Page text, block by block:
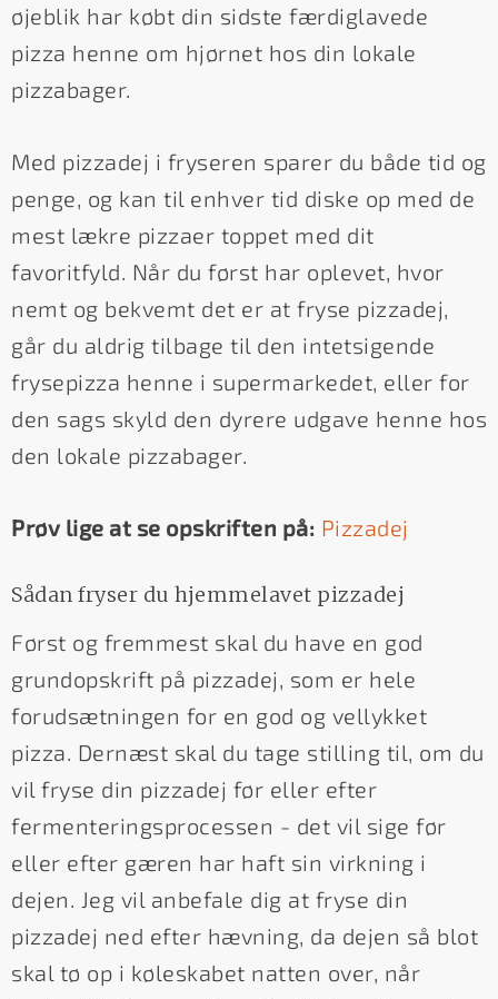
øjeblik har købt din sidste færdiglavede
pizza henne om hjørnet hos din lokale
pizzabager.
Med pizzadej i fryseren sparer du både tid og
penge, og kan til enhver tid diske op med de
mest lækre pizzaer toppet med dit
favoritfyld. Når du først har oplevet, hvor
nemt og bekvemt det er at fryse pizzadej,
går du aldrig tilbage til den intetsigende
frysepizza henne i supermarkedet, eller for
den sags skyld den dyrere udgave henne hos
den lokale pizzabager.
Prøv lige at se opskriften på: Pizzadej
Sådan fryser du hjemmelavet pizzadej
Først og fremmest skal du have en god
grundopskrift på pizzadej, som er hele
forudsætningen for en god og vellykket
pizza. Dernæst skal du tage stilling til, om du
vil fryse din pizzadej før eller efter
fermenteringsprocessen - det vil sige før
eller efter gæren har haft sin virkning i
dejen. Jeg vil anbefale dig at fryse din
pizzadej ned efter hævning, da dejen så blot
skal tø op i køleskabet natten over, når